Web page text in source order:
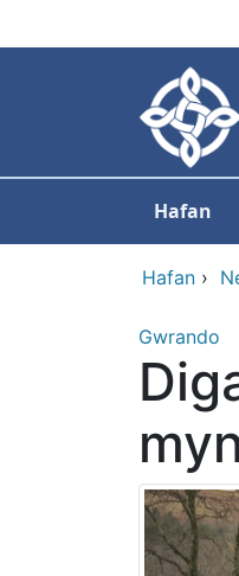
Hafan
Hafan ›
Gwrando